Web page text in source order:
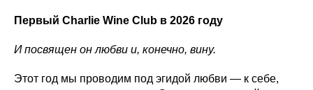
Первый Charlie Wine Club в 2026 году
И посвящен он любви и, конечно, вину.
Этот год мы проводим под эгидой любви — к себе,